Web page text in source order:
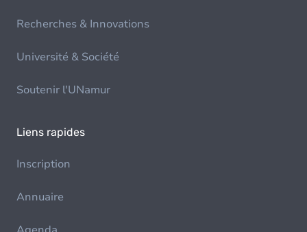
Recherches & Innovations
Université & Société
Soutenir l'UNamur
Liens rapides
Inscription
Annuaire